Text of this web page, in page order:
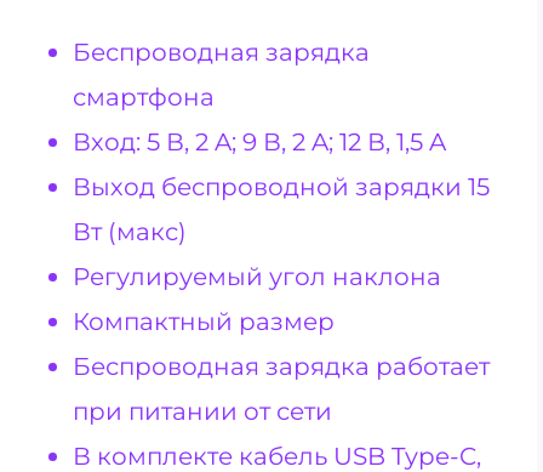
Беспроводная зарядка
смартфона
Вход: 5 В, 2 A; 9 В, 2 A; 12 В, 1,5 A
Выход беспроводной зарядки 15
Вт (макс)
Регулируемый угол наклона
Компактный размер
Беспроводная зарядка работает
при питании от сети
В комплекте кабель USB Type-C,